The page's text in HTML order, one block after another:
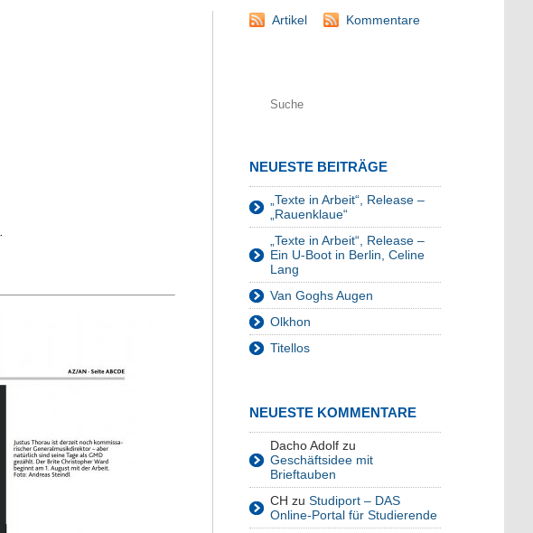
Artikel Kommentare
NEUESTE BEITRÄGE
„Texte in Arbeit“, Release –
„Rauenklaue“
„Texte in Arbeit“, Release –
Ein U-Boot in Berlin, Celine
Lang
Van Goghs Augen
Olkhon
Titellos
NEUESTE KOMMENTARE
Dacho Adolf zu
Geschäftsidee mit
Brieftauben
CH zu Studiport – DAS
Online-Portal für Studierende